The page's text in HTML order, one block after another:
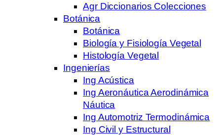
Agr Diccionarios Colecciones
Botánica
Botánica
Biología y Fisiología Vegetal
Histología Vegetal
Ingenierías
Ing Acústica
Ing Aeronáutica Aerodinámica
Náutica
Ing Automotriz Termodinámica
Ing Civil y Estructural